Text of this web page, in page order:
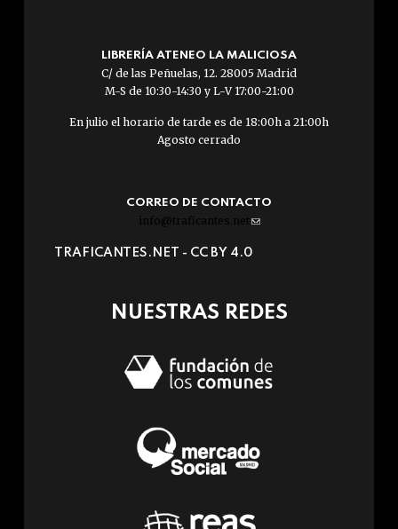
LIBRERÍA ATENEO LA MALICIOSA
C/ de las Peñuelas, 12. 28005 Madrid
M-S de 10:30-14:30 y L-V 17:00-21:00
En julio el horario de tarde es de 18:00h a 21:00h
Agosto cerrado
CORREO DE CONTACTO
info@traficantes.net (link
e-
TRAFICANTES.NET - CC BY 4.0
NUESTRAS REDES